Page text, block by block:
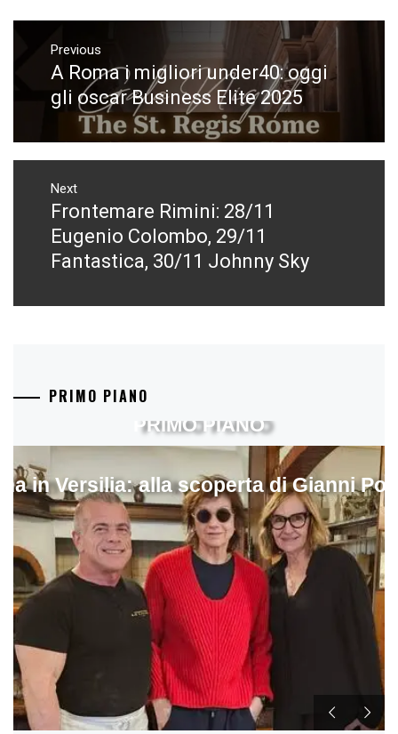
Navigazione
articoli
Previous
Previous
post:
A Roma i migliori under40: oggi
gli oscar Business Elite 2025
Next
Next
post:
Frontemare Rimini: 28/11
Eugenio Colombo, 29/11
Fantastica, 30/11 Johnny Sky
PRIMO PIANO
in Versilia: alla scoperta di Gianni
PRIMO PIANO